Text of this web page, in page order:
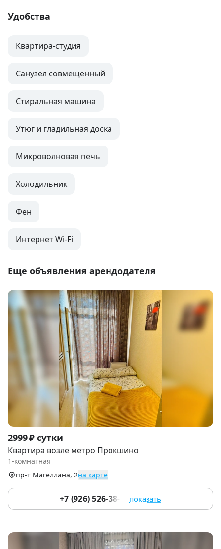
Удобства
Квартира-студия
Санузел совмещенный
Стиральная машина
Утюг и гладильная доска
Микроволновая печь
Холодильник
Фен
Интернет Wi-Fi
Еще объявления арендодателя
Item
1
of
9
2999 ₽ сутки
Квартира возле метро Прокшино
1-комнатная
пр-т Магеллана, 2на карте
+7 (926) 526-38-32 показать